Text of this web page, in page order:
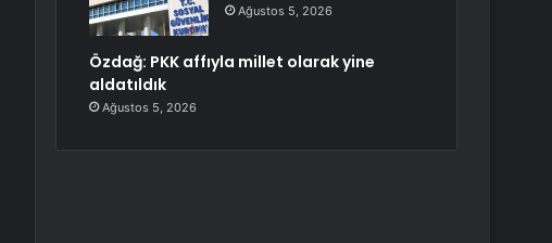
Ağustos 5, 2026
Özdağ: PKK affıyla millet olarak yine
aldatıldık
Ağustos 5, 2026